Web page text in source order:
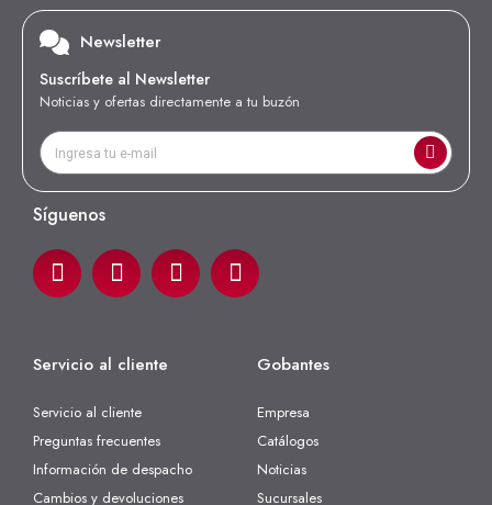
Newsletter
Suscríbete al Newsletter
Noticias y ofertas directamente a tu buzón
Síguenos
Servicio al cliente
Servicio al cliente
Preguntas frecuentes
Información de despacho
Cambios y devoluciones
Gobantes
Empresa
Catálogos
Noticias
Sucursales